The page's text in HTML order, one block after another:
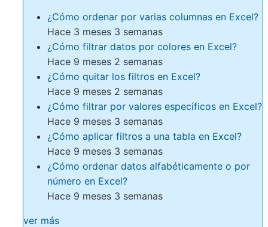
¿Cómo ordenar por varias columnas en Excel?
Hace 3 meses 3 semanas
¿Cómo filtrar datos por colores en Excel?
Hace 9 meses 2 semanas
¿Cómo quitar los filtros en Excel?
Hace 9 meses 2 semanas
¿Cómo filtrar por valores específicos en Excel?
Hace 9 meses 3 semanas
¿Cómo aplicar filtros a una tabla en Excel?
Hace 9 meses 3 semanas
¿Cómo ordenar datos alfabéticamente o por
número en Excel?
Hace 9 meses 3 semanas
ver más